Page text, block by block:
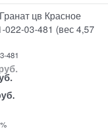
цв Красное
022-03-481 (вес 4,57
481